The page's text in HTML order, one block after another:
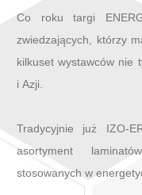
Co roku targi
zwiedzających, którzy
kilkuset wystawców nie
i Azji.
Tradycyjnie już IZO-
asortyment
stosowanych w